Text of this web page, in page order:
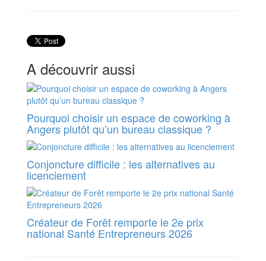
A découvrir aussi
Pourquoi choisir un espace de coworking à
Angers plutôt qu’un bureau classique ?
Conjoncture difficile : les alternatives au
licenciement
Créateur de Forêt remporte le 2e prix
national Santé Entrepreneurs 2026